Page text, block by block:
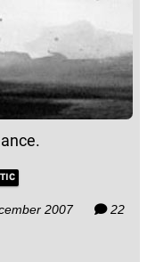
2007 22